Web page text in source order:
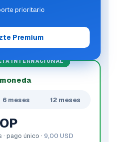
prioritario
Premium
INTERNACIONAL
6 meses 12 meses
· pago único · 9,00 USD